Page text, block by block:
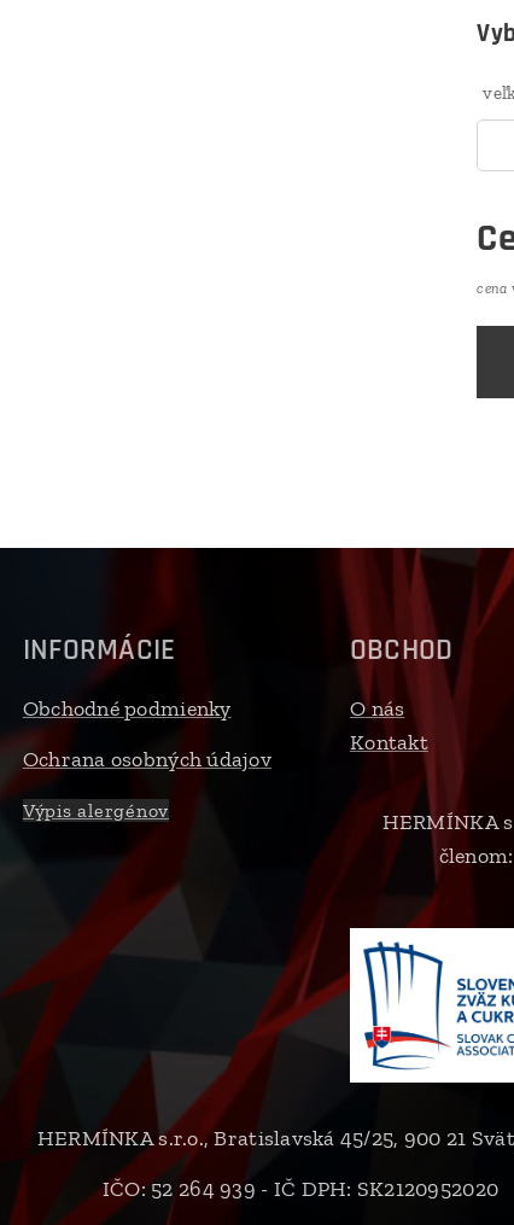
cena
INFORMÁCIE
Obchodné podmienky
Ochrana osobných údajov
Výpis alergénov
OBCHOD
O nás
Kontakt
HERMÍNKA
členom:
HERMÍNKA s.r.o., Bratislavská 45/25, 900 21
IČO: 52 264 939 - IČ DPH: SK2120952020